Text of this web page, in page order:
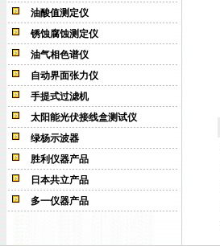
油酸值测定仪
锈蚀腐蚀测定仪
油气相色谱仪
自动界面张力仪
手提式过滤机
太阳能光伏接线盒测试仪
绿杨示波器
胜利仪器产品
日本共立产品
多一仪器产品